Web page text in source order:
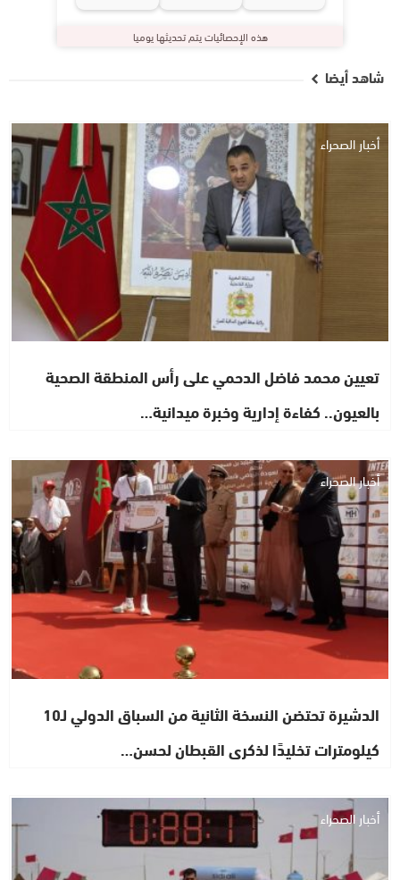
هذه الإحصائيات يتم تحديثها يوميا
شاهد أيضا
أخبار الصحراء
تعيين محمد فاضل الدحمي على رأس المنطقة الصحية
بالعيون.. كفاءة إدارية وخبرة ميدانية…
أخبار الصحراء
الدشيرة تحتضن النسخة الثانية من السباق الدولي لـ10
كيلومترات تخليدًا لذكرى القبطان لحسن…
أخبار الصحراء